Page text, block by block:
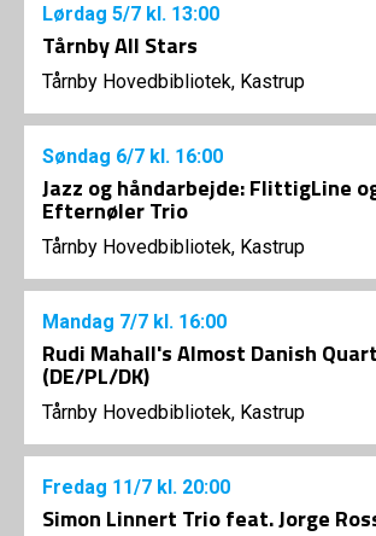
Lørdag 5/7 kl. 13:00
Tårnby All Stars
Tårnby Hovedbibliotek, Kastrup
Søndag 6/7 kl. 16:00
Jazz og håndarbejde: FlittigLine
Efternøler Trio
Tårnby Hovedbibliotek, Kastrup
Mandag 7/7 kl. 16:00
Rudi Mahall's Almost Danish
(DE/PL/DK)
Tårnby Hovedbibliotek, Kastrup
Fredag 11/7 kl. 20:00
Simon Linnert Trio feat. Jorge